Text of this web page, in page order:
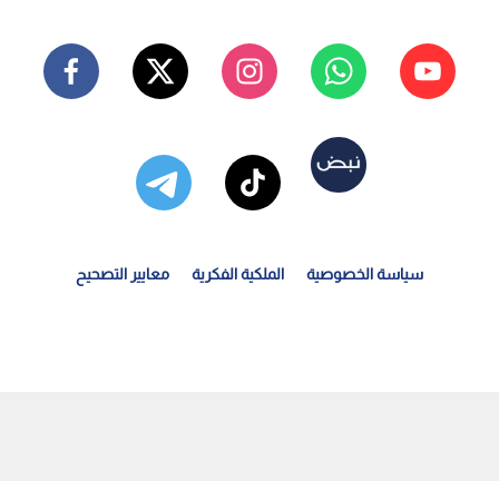
سياسة الخصوصية الملكية الفكرية معايير التصحيح